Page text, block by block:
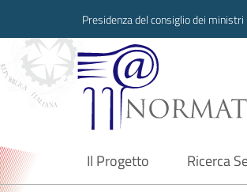
Presidenza del consiglio dei ministri
Il Progetto
current Ricerca